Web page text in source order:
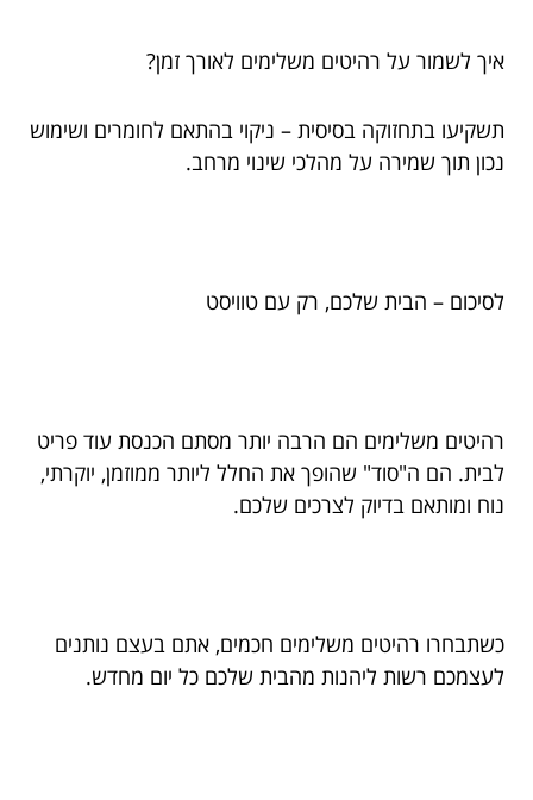
איך לשמור על רהיטים משלימים לאורך זמן?
תשקיעו בתחזוקה בסיסית – ניקוי בהתאם לחומרים ושימוש
נכון תוך שמירה על מהלכי שינוי מרחב.
לסיכום – הבית שלכם, רק עם טוויסט
רהיטים משלימים הם הרבה יותר מסתם הכנסת עוד פריט
לבית. הם ה"סוד" שהופך את החלל ליותר ממוזמן, יוקרתי,
נוח ומותאם בדיוק לצרכים שלכם.
כשתבחרו רהיטים משלימים חכמים, אתם בעצם נותנים
לעצמכם רשות ליהנות מהבית שלכם כל יום מחדש.